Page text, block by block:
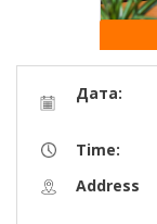
Дата:
Time:
Address